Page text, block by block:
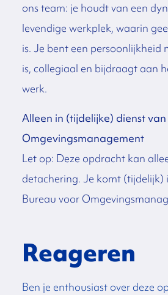
ons team: je houdt van een
levendige werkplek, waarin
is. Je bent een persoonlijkheid
is, collegiaal en bijdraagt aan
werk.
Alleen in (tijdelijke) dienst
Omgevingsmanagement
Let op: Deze opdracht kan
detachering. Je komt (tijdelijk)
Bureau voor
Reageren
Ben je enthousiast over deze